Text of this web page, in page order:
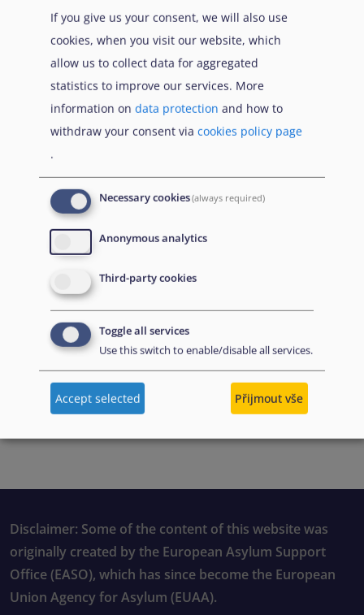
Disclaimer: Some of the content of this website was
originally created by the European Asylum Support
Office (EASO), which has since become the European
Union Agency for Asylum (EUAA).
If you give us your consent, we will also use
cookies, when you visit our website, which
allow us to collect data for aggregated
statistics to improve our services. More
information on data protection and how to
withdraw your consent via cookies policy page
.
Necessary cookies(always required)
Anonymous analytics
Third-party cookies
Toggle all services
Use this switch to enable/disable all services.
Accept selected Přijmout vše